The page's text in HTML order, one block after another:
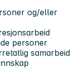
og/eller
personer
samarbeid